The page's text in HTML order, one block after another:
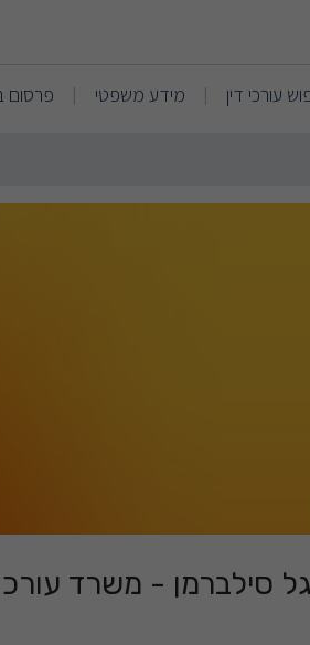
- משרד
עורכי דין | מידע משפטי | פרסום
גל סילברמן - משרד עורכי